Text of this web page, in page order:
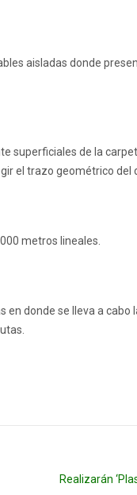
aisladas donde
superficiales de la
el trazo geométrico del
metros lineales.
donde se lleva a
Realizarán